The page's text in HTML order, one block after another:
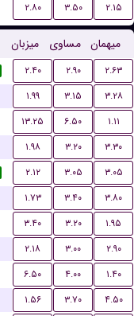
۲.۸۰ ۳.۵۰ ۲.۱۵
میزبان مساوی میهمان
۲.۴۰ ۲.۹۰
۲.۶۳
۱.۹۹ ۳.۱۵
۳.۲۸
۱۳.۲۵ ۶.۵۰
۱.۱۱
۱.۹۸ ۳.۲۰
۳.۳۰
۲.۱۲ ۳.۰۵
۳.۰۵
۱.۷۳ ۳.۴۰
۳.۸۰
۳.۴۰ ۳.۲۰
۱.۹۵
۲.۱۸ ۳.۰۰
۲.۹۰
۶.۵۰ ۴.۰۰
۱.۴۰
۱.۵۶ ۳.۷۰ ۴.۵۰